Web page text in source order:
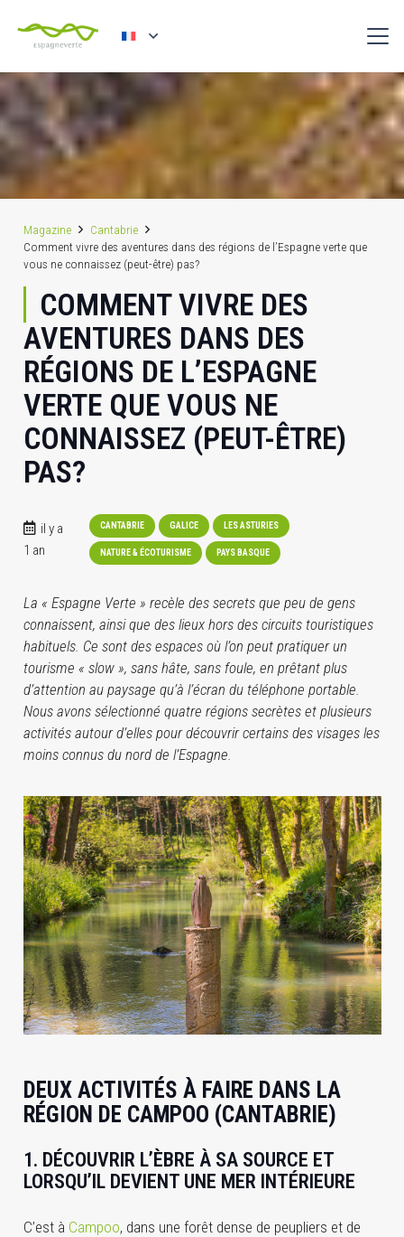
Magazine
Cantabrie
Comment vivre des aventures dans des régions de l’Espagne verte que
vous ne connaissez (peut-être) pas?
COMMENT VIVRE DES
AVENTURES DANS DES
RÉGIONS DE L’ESPAGNE
VERTE QUE VOUS NE
CONNAISSEZ (PEUT-ÊTRE)
PAS?
il y a
1 an
CANTABRIE GALICE LES ASTURIES
NATURE & ÉCOTURISME PAYS BASQUE
La « Espagne Verte » recèle des secrets que peu de gens
connaissent, ainsi que des lieux hors des circuits touristiques
habituels. Ce sont des espaces où l’on peut pratiquer un
tourisme « slow », sans hâte, sans foule, en prêtant plus
d’attention au paysage qu’à l’écran du téléphone portable.
Nous avons sélectionné quatre régions secrètes et plusieurs
activités autour d’elles pour découvrir certains des visages les
moins connus du nord de l’Espagne.
DEUX ACTIVITÉS À FAIRE DANS LA
RÉGION DE CAMPOO (CANTABRIE)
1. DÉCOUVRIR L’ÈBRE À SA SOURCE ET
LORSQU’IL DEVIENT UNE MER INTÉRIEURE
C’est à Campoo, dans une forêt dense de peupliers et de